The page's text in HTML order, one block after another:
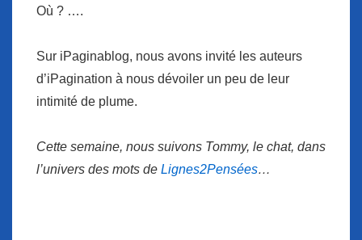
Où ? ….
Sur iPaginablog, nous avons invité les auteurs
d’iPagination à nous dévoiler un peu de leur
intimité de plume.
Cette semaine, nous suivons Tommy, le chat, dans
l’univers des mots de Lignes2Pensées…